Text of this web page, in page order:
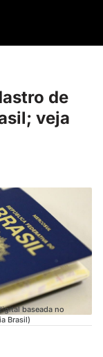
de
veja
baseada no
Brasil)